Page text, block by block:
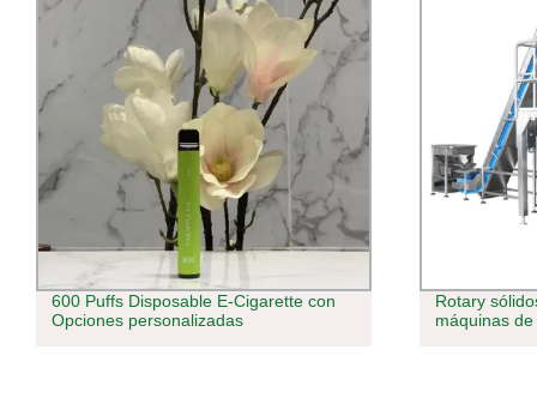
600 Puffs Disposable E-Cigarette con
Opciones personalizadas
Rotary
máquinas